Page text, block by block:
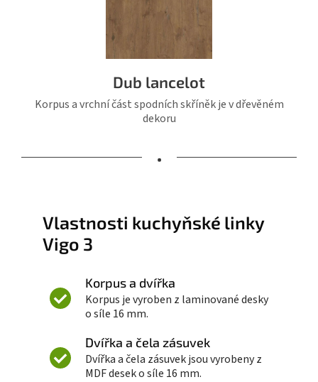
Dub lancelot
Korpus a vrchní část spodních skříněk je v dřevěném
dekoru
•
Vlastnosti kuchyňské linky
Vigo 3
Korpus a dvířka
Korpus je vyroben z laminované desky
o síle 16 mm.
Dvířka a čela zásuvek
Dvířka a čela zásuvek jsou vyrobeny z
MDF desek o síle 16 mm.